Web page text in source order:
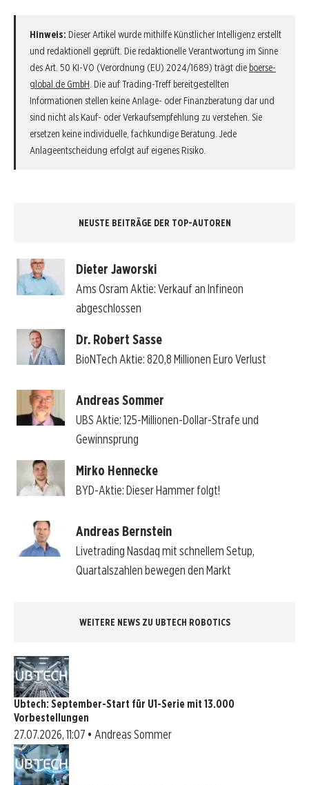
Hinweis: Dieser Artikel wurde mithilfe Künstlicher Intelligenz erstellt
und redaktionell geprüft. Die redaktionelle Verantwortung im Sinne
des Art. 50 KI-VO (Verordnung (EU) 2024/1689) trägt die boerse-
global.de GmbH . Die auf Trading-Treff bereitgestellten
Informationen stellen keine Anlage- oder Finanzberatung dar und
sind nicht als Kauf- oder Verkaufsempfehlung zu verstehen. Sie
ersetzen keine individuelle, fachkundige Beratung. Jede
Anlageentscheidung erfolgt auf eigenes Risiko.
NEUSTE BEITRÄGE DER TOP-AUTOREN
Dieter Jaworski
Ams Osram Aktie: Verkauf an Infineon
abgeschlossen
Dr. Robert Sasse
BioNTech Aktie: 820,8 Millionen Euro Verlust
Andreas Sommer
UBS Aktie: 125-Millionen-Dollar-Strafe und
Gewinnsprung
Mirko Hennecke
BYD-Aktie: Dieser Hammer folgt!
Andreas Bernstein
Livetrading Nasdaq mit schnellem Setup,
Quartalszahlen bewegen den Markt
WEITERE NEWS ZU UBTECH ROBOTICS
Ubtech: September-Start für U1-Serie mit 13.000
Vorbestellungen
27.07.2026, 11:07 • Andreas Sommer